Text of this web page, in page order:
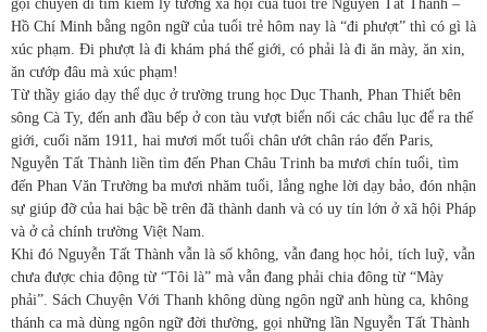
gọi chuyến đi tìm kiếm lý tưởng xã hội của tuổi trẻ Nguyễn Tất Thành –
Hồ Chí Minh bằng ngôn ngữ của tuổi trẻ hôm nay là “đi phượt” thì có gì là
xúc phạm. Đi phượt là đi khám phá thế giới, có phải là đi ăn mày, ăn xin,
ăn cướp đâu mà xúc phạm!
Từ thầy giáo dạy thể dục ở trường trung học Dục Thanh, Phan Thiết bên
sông Cà Ty, đến anh đầu bếp ở con tàu vượt biển nối các châu lục để ra thế
giới, cuối năm 1911, hai mươi mốt tuổi chân ướt chân ráo đến Paris,
Nguyễn Tất Thành liền tìm đến Phan Châu Trinh ba mươi chín tuổi, tìm
đến Phan Văn Trường ba mươi nhăm tuổi, lắng nghe lời dạy bảo, đón nhận
sự giúp đỡ của hai bậc bề trên đã thành danh và có uy tín lớn ở xã hội Pháp
và ở cả chính trường Việt Nam.
Khi đó Nguyễn Tất Thành vẫn là số không, vẫn đang học hỏi, tích luỹ, vẫn
chưa được chia động từ “Tôi là” mà vẫn đang phải chia đông từ “Mày
phải”. Sách Chuyện Với Thanh không dùng ngôn ngữ anh hùng ca, không
thánh ca mà dùng ngôn ngữ đời thường, gọi những lần Nguyễn Tất Thành